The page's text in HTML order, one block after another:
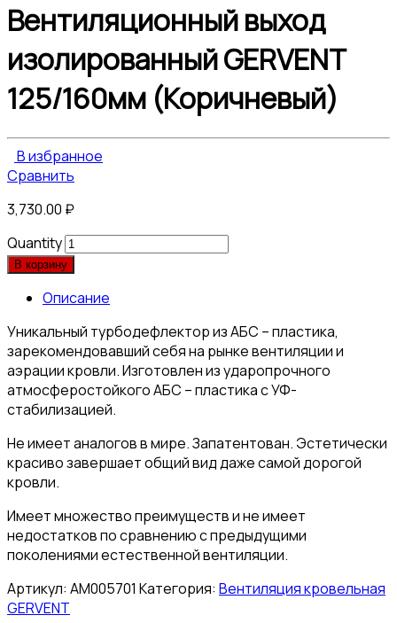
Вентиляционный выход
изолированный GERVENT
125/160мм (Коричневый)
В избранное
Сравнить
3,730.00 ₽
Quantity
В корзину
Описание
Уникальный турбодефлектор из АБС – пластика,
зарекомендовавший себя на рынке вентиляции и
аэрации кровли. Изготовлен из ударопрочного
атмосферостойкого АБС – пластика с УФ-
стабилизацией.
Не имеет аналогов в мире. Запатентован. Эстетически
красиво завершает общий вид даже самой дорогой
кровли.
Имеет множество преимуществ и не имеет
недостатков по сравнению с предыдущими
поколениями естественной вентиляции.
Артикул: АМ005701 Категория: Вентиляция кровельная
GERVENT